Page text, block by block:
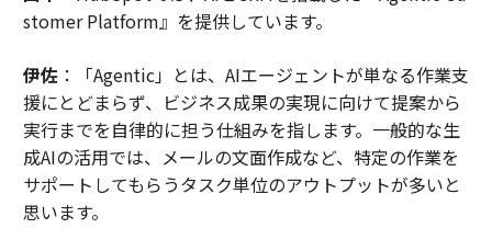
エウレン氏は、ツールがジュニアの人員数ではなく、シ
る理由を説明する最も明確な声の1つとなっている。
エウレン氏は、請求衛生と運営簿記で最も高価な人材を
燃え尽きさせていた専門サービス企業向けの調整システ
ムを構築することで、エンタープライズテクノロジーの
世界に入った。
stomer Platform』を提供しています。
伊佐：「Agentic」とは、AIエージェントが単なる作業支
援にとどまらず、ビジネス成果の実現に向けて提案から
実行までを自律的に担う仕組みを指します。一般的な生
成AIの活用では、メールの文面作成など、特定の作業を
サポートしてもらうタスク単位のアウトプットが多いと
思います。